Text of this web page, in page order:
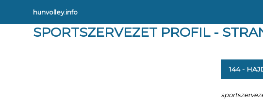
hunvolley.info
SPORTSZERVEZET PROFIL -
144 -